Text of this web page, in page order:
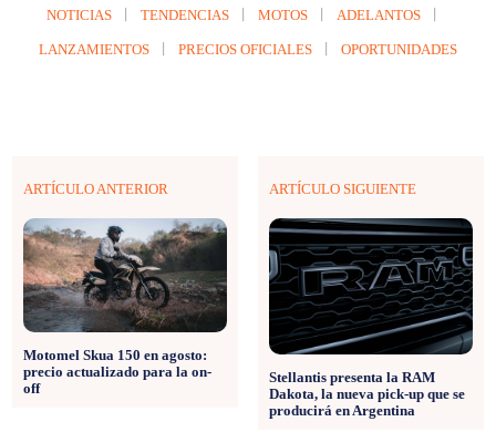
NOTICIAS TENDENCIAS MOTOS ADELANTOS
LANZAMIENTOS PRECIOS OFICIALES OPORTUNIDADES
ARTÍCULO ANTERIOR
Motomel Skua 150 en agosto:
precio actualizado para la on-
off
ARTÍCULO SIGUIENTE
Stellantis presenta la RAM
Dakota, la nueva pick-up que se
producirá en Argentina